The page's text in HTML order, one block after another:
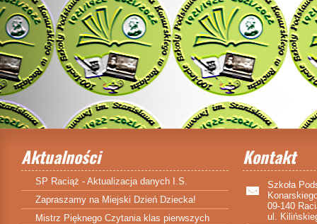
Aktualności
SP Raciąż - Aktualizacja danych I.S.
Zapraszamy na Miejski Dzień Dziecka!
Mistrz Pięknego Czytania klas pierwszych
Kontakt
Szkoła
09-140
ul.